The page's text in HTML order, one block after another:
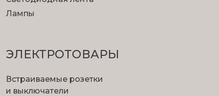
Лампы
ЭЛЕКТРОТОВАРЫ
Встраиваемые розетки
и выключатели